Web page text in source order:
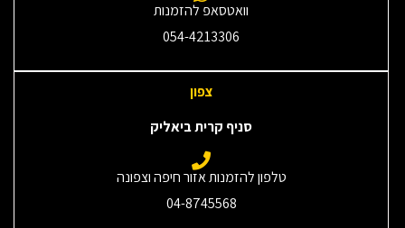
וואטסאפ להזמנות
054-4213306
צפון
סניף קרית ביאליק
טלפון להזמנות אזור חיפה וצפונה
04-8745568